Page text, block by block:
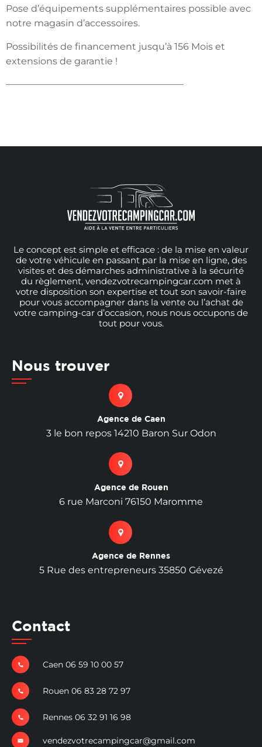
Pose d’équipements supplémentaires possible avec
notre magasin d’accessoires.
Possibilités de financement jusqu’à 156 Mois et
extensions de garantie !
———————————————————
Le concept est simple et efficace : de la mise en valeur
de votre véhicule en passant par la mise en ligne, des
visites et des démarches administrative à la sécurité
du règlement, vendezvotrecampingcar.com met à
votre disposition son expertise et tout son savoir-faire
pour vous accompagner dans la vente ou l’achat de
votre camping-car d’occasion, nous nous occupons de
tout pour vous.
Nous trouver
Agence de Caen
3 le bon repos 14210 Baron Sur Odon
Agence de Rouen
6 rue Marconi 76150 Maromme
Agence de Rennes
5 Rue des entrepreneurs 35850 Gévezé
Contact
Caen 06 59 10 00 57
Rouen 06 83 28 72 97
Rennes 06 32 91 16 98
vendezvotrecampingcar@gmail.com